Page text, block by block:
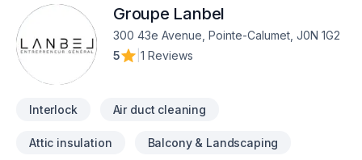
Groupe Lanbel
300 43e Avenue, Pointe-Calumet, J0N 1G2
5
1 Reviews
Interlock Air duct cleaning
Attic insulation Balcony & Landscaping